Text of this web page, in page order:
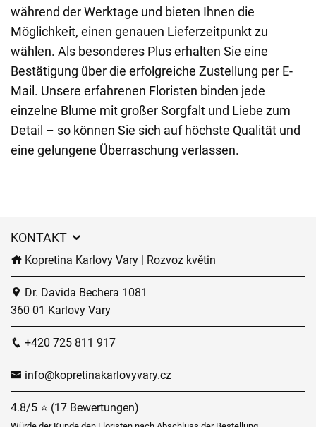
während der Werktage und bieten Ihnen die
Möglichkeit, einen genauen Lieferzeitpunkt zu
wählen. Als besonderes Plus erhalten Sie eine
Bestätigung über die erfolgreiche Zustellung per E-
Mail. Unsere erfahrenen Floristen binden jede
einzelne Blume mit großer Sorgfalt und Liebe zum
Detail – so können Sie sich auf höchste Qualität und
eine gelungene Überraschung verlassen.
KONTAKT
Kopretina Karlovy Vary | Rozvoz květin
Dr. Davida Bechera 1081
360 01 Karlovy Vary
+420 725 811 917
info@kopretinakarlovyvary.cz
4.8/5 ⭐ (17 Bewertungen)